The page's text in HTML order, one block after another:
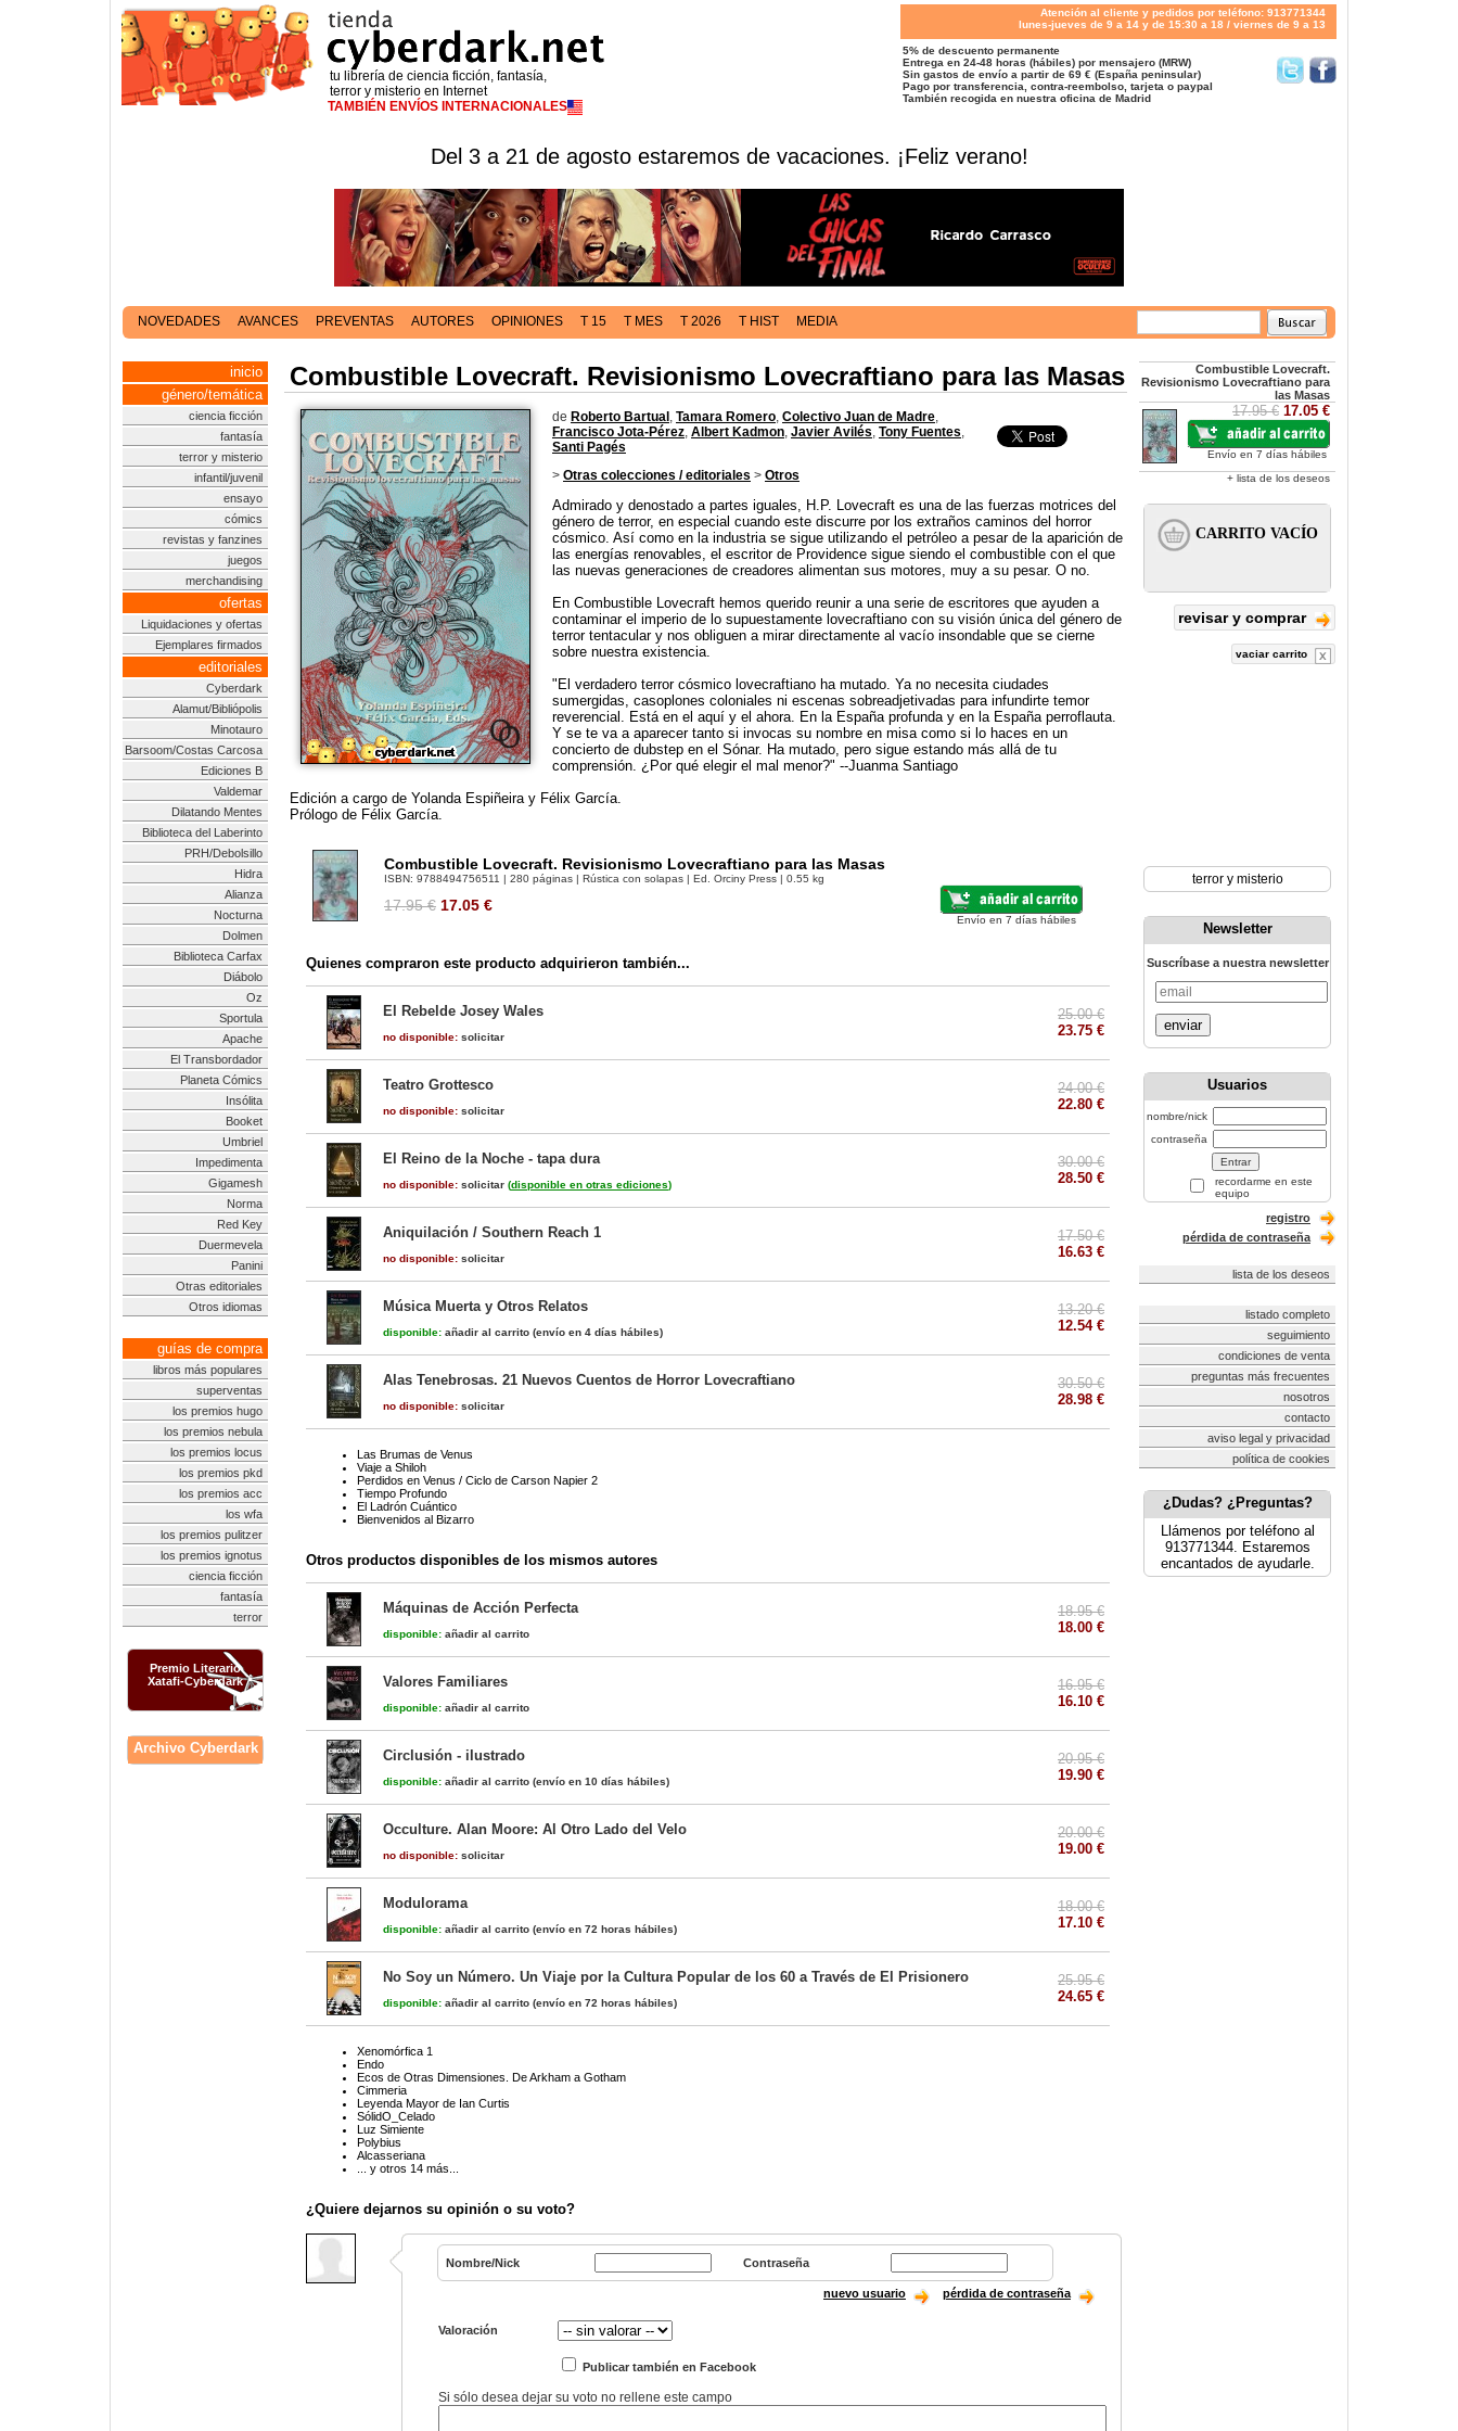
tu librería de ciencia ficción, fantasía,
terror y misterio en Internet
TAMBIÉN ENVÍOS INTERNACIONALES
Atención al cliente y pedidos por teléfono: 913771344
lunes-jueves de 9 a 14 y de 15:30 a 18 / viernes de 9 a 13
5% de descuento permanente
Entrega en 24-48 horas (hábiles) por mensajero (MRW)
Sin gastos de envío a partir de 69 € (España peninsular)
Pago por transferencia, contra-reembolso, tarjeta o paypal
También recogida en nuestra oficina de Madrid
Del 3 a 21 de agosto estaremos de vacaciones. ¡Feliz verano!
NOVEDADES AVANCES PREVENTAS AUTORES OPINIONES T 15 T MES T 2026 T HIST MEDIA
inicio
género/temática
ciencia ficción
fantasía
terror y misterio
infantil/juvenil
ensayo
cómics
revistas y fanzines
juegos
merchandising
ofertas
Liquidaciones y ofertas
Ejemplares firmados
editoriales
Cyberdark
Alamut/Bibliópolis
Minotauro
Barsoom/Costas Carcosa
Ediciones B
Valdemar
Dilatando Mentes
Biblioteca del Laberinto
PRH/Debolsillo
Hidra
Alianza
Nocturna
Dolmen
Biblioteca Carfax
Diábolo
Oz
Sportula
Apache
El Transbordador
Planeta Cómics
Insólita
Booket
Umbriel
Impedimenta
Gigamesh
Norma
Red Key
Duermevela
Panini
Otras editoriales
Otros idiomas
guías de compra
libros más populares
superventas
los premios hugo
los premios nebula
los premios locus
los premios pkd
los premios acc
los wfa
los premios pulitzer
los premios ignotus
ciencia ficción
fantasía
terror
Premio Literario
Xatafi-Cyberdark
Archivo Cyberdark
Combustible Lovecraft. Revisionismo Lovecraftiano para las Masas
de Roberto Bartual , Tamara Romero, Colectivo Juan de Madre,
Francisco Jota-Pérez, Albert Kadmon, Javier Avilés, Tony Fuentes,
Santi Pagés
> Otras colecciones / editoriales > Otros
Admirado y denostado a partes iguales, H.P. Lovecraft es una de las fuerzas motrices del
género de terror, en especial cuando este discurre por los extraños caminos del horror
cósmico. Así como en la industria se sigue utilizando el petróleo a pesar de la aparición de
las energías renovables, el escritor de Providence sigue siendo el combustible con el que
las nuevas generaciones de creadores alimentan sus motores, muy a su pesar. O no.
En Combustible Lovecraft hemos querido reunir a una serie de escritores que ayuden a
contaminar el imperio de lo supuestamente lovecraftiano con su visión única del género de
terror tentacular y nos obliguen a mirar directamente al vacío insondable que se cierne
sobre nuestra existencia.
"El verdadero terror cósmico lovecraftiano ha mutado. Ya no necesita ciudades
sumergidas, casoplones coloniales ni escenas sobreadjetivadas para infundirte temor
reverencial. Está en el aquí y el ahora. En la España profunda y en la España perroflauta.
Y se te va a aparecer tanto si invocas su nombre en misa como si lo haces en un
concierto de dubstep en el Sónar. Ha mutado, pero sigue estando más allá de tu
comprensión. ¿Por qué elegir el mal menor?" --Juanma Santiago
Edición a cargo de Yolanda Espiñeira y Félix García.
Prólogo de Félix García.
Combustible Lovecraft. Revisionismo Lovecraftiano para las Masas
ISBN: 9788494756511 | 280 páginas | Rústica con solapas | Ed. Orciny Press | 0.55 kg
17.95 € 17.05 €
Envío en 7 días hábiles
Quienes compraron este producto adquirieron también...
El Rebelde Josey Wales
no disponible: solicitar
25.00 €
23.75 €
Teatro Grottesco
no disponible: solicitar
24.00 €
22.80 €
El Reino de la Noche - tapa dura
no disponible: solicitar (disponible en otras ediciones)
30.00 €
28.50 €
Aniquilación / Southern Reach 1
no disponible: solicitar
17.50 €
16.63 €
Música Muerta y Otros Relatos
disponible: añadir al carrito (envío en 4 días hábiles)
13.20 €
12.54 €
Alas Tenebrosas. 21 Nuevos Cuentos de Horror Lovecraftiano
no disponible: solicitar
30.50 €
28.98 €
Las Brumas de Venus
Viaje a Shiloh
Perdidos en Venus / Ciclo de Carson Napier 2
Tiempo Profundo
El Ladrón Cuántico
Bienvenidos al Bizarro
Otros productos disponibles de los mismos autores
Máquinas de Acción Perfecta
disponible: añadir al carrito
18.95 €
18.00 €
Valores Familiares
disponible: añadir al carrito
16.95 €
16.10 €
Circlusión - ilustrado
disponible: añadir al carrito (envío en 10 días hábiles)
20.95 €
19.90 €
Occulture. Alan Moore: Al Otro Lado del Velo
no disponible: solicitar
20.00 €
19.00 €
Modulorama
disponible: añadir al carrito (envío en 72 horas hábiles)
18.00 €
17.10 €
No Soy un Número. Un Viaje por la Cultura Popular de los 60 a Través de El Prisionero
disponible: añadir al carrito (envío en 72 horas hábiles)
25.95 €
24.65 €
Xenomórfica 1
Endo
Ecos de Otras Dimensiones. De Arkham a Gotham
Cimmeria
Leyenda Mayor de Ian Curtis
SólidO_Celado
Luz Simiente
Polybius
Alcasseriana
... y otros 14 más...
¿Quiere dejarnos su opinión o su voto?
Nombre/Nick Contraseña
nuevo usuario pérdida de contraseña
Valoración
Publicar también en Facebook
Si sólo desea dejar su voto no rellene este campo
Combustible Lovecraft.
Revisionismo Lovecraftiano para
las Masas
17.95 € 17.05 €
Envío en 7 días hábiles
+ lista de los deseos
revisar y comprar
vaciar carrito
terror y misterio
Newsletter
Suscríbase a nuestra newsletter
enviar
Usuarios
nombre/nick
contraseña
recordarme en este
equipo
registro
pérdida de contraseña
lista de los deseos
listado completo
seguimiento
condiciones de venta
preguntas más frecuentes
nosotros
contacto
aviso legal y privacidad
política de cookies
¿Dudas? ¿Preguntas?
Llámenos por teléfono al
913771344. Estaremos
encantados de ayudarle.